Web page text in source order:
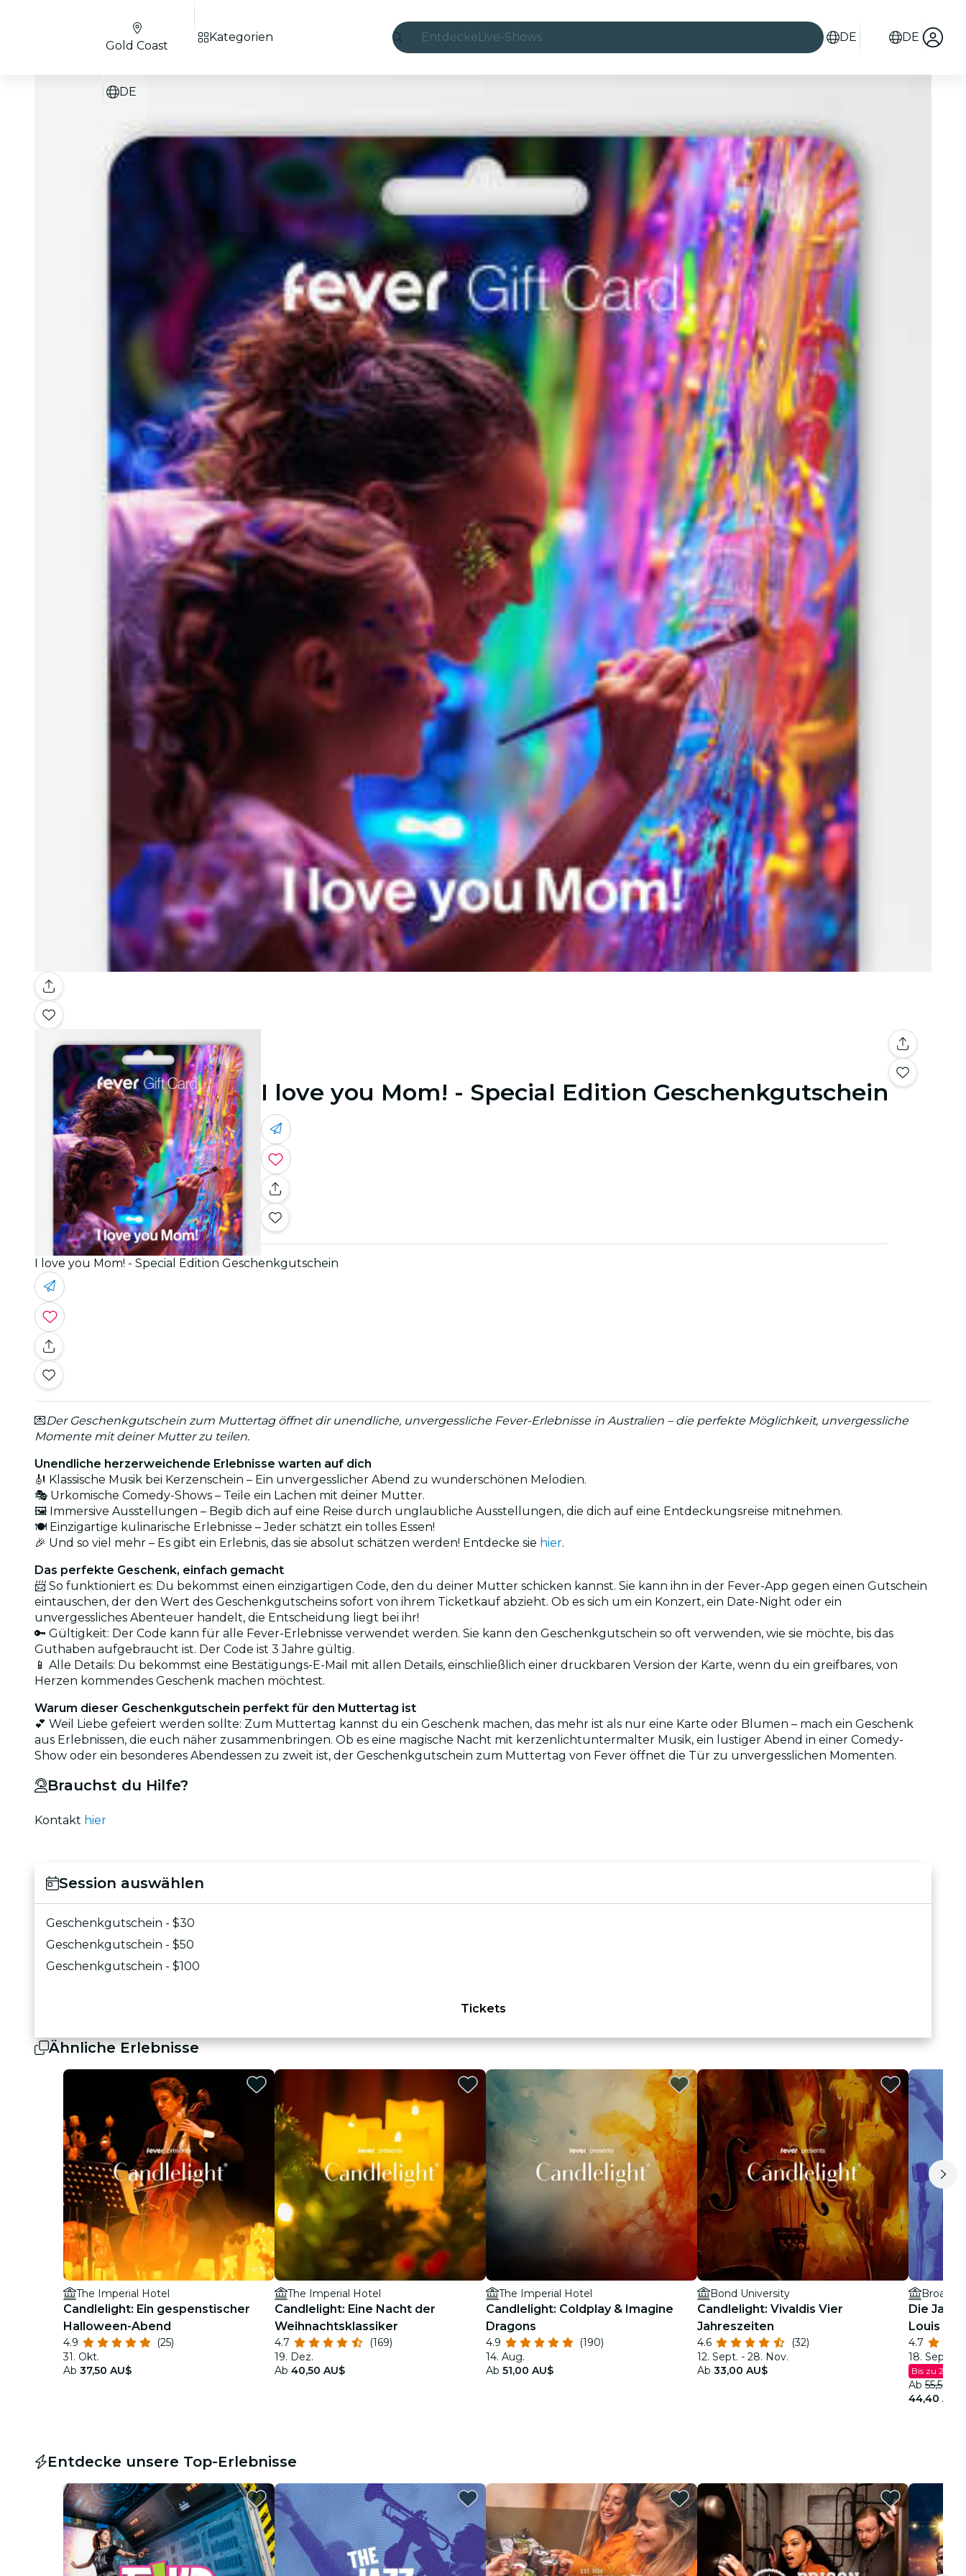
EntdeckeLive-Shows
London
Erlebnisse und Städte
Seoul
Stadttouren
Konzerte
Restaurants
Kino
DE DE
Gold Coast
DE
Kategorien
I love you Mom! - Special Edition Geschenkgutschein
I love you Mom! - Special Edition Geschenkgutschein
💌Der Geschenkgutschein zum Muttertag öffnet dir unendliche, unvergessliche Fever-Erlebnisse in Australien – die perfekte Möglichkeit, unvergessliche
Momente mit deiner Mutter zu teilen.
Unendliche herzerweichende Erlebnisse warten auf dich
🎻 Klassische Musik bei Kerzenschein – Ein unvergesslicher Abend zu wunderschönen Melodien.
🎭 Urkomische Comedy-Shows – Teile ein Lachen mit deiner Mutter.
🖼️ Immersive Ausstellungen – Begib dich auf eine Reise durch unglaubliche Ausstellungen, die dich auf eine Entdeckungsreise mitnehmen.
🍽️ Einzigartige kulinarische Erlebnisse – Jeder schätzt ein tolles Essen!
🎉 Und so viel mehr – Es gibt ein Erlebnis, das sie absolut schätzen werden! Entdecke sie hier.
Das perfekte Geschenk, einfach gemacht
📨 So funktioniert es: Du bekommst einen einzigartigen Code, den du deiner Mutter schicken kannst. Sie kann ihn in der Fever-App gegen einen Gutschein
eintauschen, der den Wert des Geschenkgutscheins sofort von ihrem Ticketkauf abzieht. Ob es sich um ein Konzert, ein Date-Night oder ein
unvergessliches Abenteuer handelt, die Entscheidung liegt bei ihr!
🔑 Gültigkeit: Der Code kann für alle Fever-Erlebnisse verwendet werden. Sie kann den Geschenkgutschein so oft verwenden, wie sie möchte, bis das
Guthaben aufgebraucht ist. Der Code ist 3 Jahre gültig.
📱 Alle Details: Du bekommst eine Bestätigungs-E-Mail mit allen Details, einschließlich einer druckbaren Version der Karte, wenn du ein greifbares, von
Herzen kommendes Geschenk machen möchtest.
Warum dieser Geschenkgutschein perfekt für den Muttertag ist
💕 Weil Liebe gefeiert werden sollte: Zum Muttertag kannst du ein Geschenk machen, das mehr ist als nur eine Karte oder Blumen – mach ein Geschenk
aus Erlebnissen, die euch näher zusammenbringen. Ob es eine magische Nacht mit kerzenlichtuntermalter Musik, ein lustiger Abend in einer Comedy-
Show oder ein besonderes Abendessen zu zweit ist, der Geschenkgutschein zum Muttertag von Fever öffnet die Tür zu unvergesslichen Momenten.
Brauchst du Hilfe?
Kontakt hier
Session auswählen
Geschenkgutschein - $30
Geschenkgutschein - $50
Geschenkgutschein - $100
Tickets
Ähnliche Erlebnisse
The Imperial Hotel
Candlelight: Ein gespenstischer
Halloween-Abend
4.9
(25)
31. Okt.
Ab 37,50 AU$
The Imperial Hotel
Candlelight: Eine Nacht der
Weihnachtsklassiker
4.7
(169)
19. Dez.
Ab 40,50 AU$
The Imperial Hotel
Candlelight: Coldplay & Imagine
Dragons
4.9
(190)
14. Aug.
Ab 51,00 AU$
Bond University
Candlelight: Vivaldis Vier
Jahreszeiten
4.6
(32)
12. Sept. - 28. Nov.
Ab 33,00 AU$
Die Jazz
Louis
4.7
18. Sept. -
Bis zu 20 %
Ab 55,50
44,40 AU$
Entdecke unsere Top-Erlebnisse